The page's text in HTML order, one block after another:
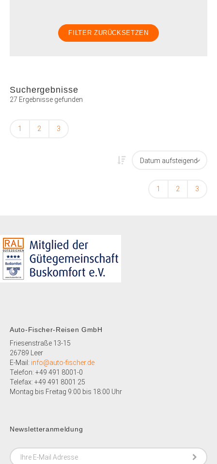
Suchergebnisse
27 Ergebnisse gefunden
1 2 3
1 2 3
Auto-Fischer-Reisen GmbH
Friesenstraße 13-15
26789 Leer
E-Mail: info@auto-fischer.de
Telefon: +49 491 8001-0
Telefax: +49 491 8001 25
Montag bis Freitag 9:00 bis 18:00 Uhr
Newsletteranmeldung